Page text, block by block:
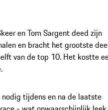
en Tom Sargent deed zijn
en bracht het grootste
van de top 10. Het kostte
tijdens en na de laatste